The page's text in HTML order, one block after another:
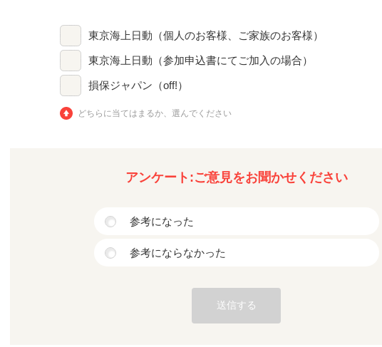
東京海上日動（個人のお客様、ご家族のお客様）
東京海上日動（参加申込書にてご加入の場合）
損保ジャパン（off!）
どちらに当てはまるか、選んでください
アンケート:ご意見をお聞かせください
参考になった
参考にならなかった